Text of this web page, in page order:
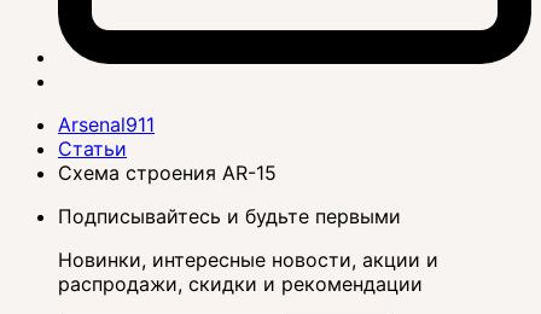
Arsenal911
Статьи
Схема строения AR-15
Подписывайтесь и будьте первыми
Новинки, интересные новости, акции и
распродажи, скидки и рекомендации